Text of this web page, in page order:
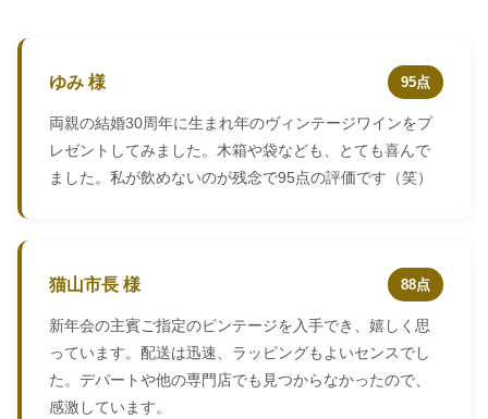
ゆみ 様 95点
両親の結婚30周年に生まれ年のヴィンテージワインをプ
レゼントしてみました。木箱や袋なども、とても喜んで
ました。私が飲めないのが残念で95点の評価です（笑）
猫山市長 様 88点
新年会の主賓ご指定のビンテージを入手でき、嬉しく思
っています。配送は迅速、ラッピングもよいセンスでし
た。デパートや他の専門店でも見つからなかったので、
感激しています。